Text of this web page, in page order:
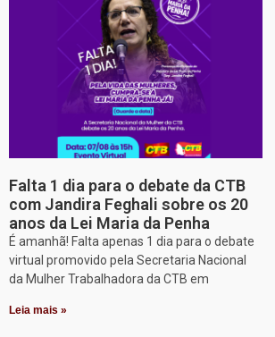
Falta 1 dia para o debate da CTB
com Jandira Feghali sobre os 20
anos da Lei Maria da Penha
É amanhã! Falta apenas 1 dia para o debate
virtual promovido pela Secretaria Nacional
da Mulher Trabalhadora da CTB em
Leia mais »